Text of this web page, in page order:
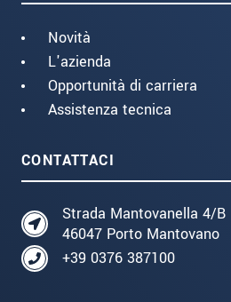
Novità
L'azienda
Opportunità di carriera
Assistenza tecnica
CONTATTACI
Strada Mantovanella 4/B
46047 Porto Mantovano
+39 0376 387100